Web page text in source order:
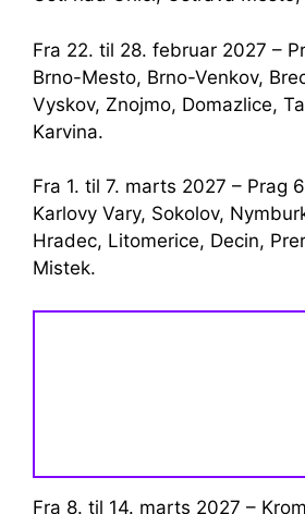
Fra 22. til 28. februar 2027 –
Brno-Mesto, Brno-Venkov,
Vyskov, Znojmo, Domazlice,
Karvina.
Fra 1. til 7. marts 2027 – Prag
Karlovy Vary, Sokolov,
Hradec, Litomerice, Decin,
Mistek.
Fra 8. til 14. marts 2027 –